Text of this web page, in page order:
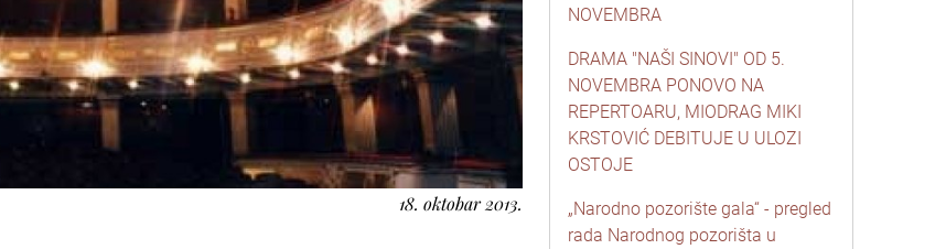
18. oktobar 2013.
NOVEMBRA
DRAMA "NAŠI SINOVI" OD 5.
NOVEMBRA PONOVO NA
REPERTOARU, MIODRAG MIKI
KRSTOVIĆ DEBITUJE U ULOZI
OSTOJE
„Narodno pozorište gala“ - pregled
rada Narodnog pozorišta u